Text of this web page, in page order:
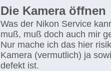
Die Kamera öffnen
Was der Nikon Service
muß, muß doch auch mir
Nur mache ich das hier
Kamera (vermutlich) ja
defekt ist.